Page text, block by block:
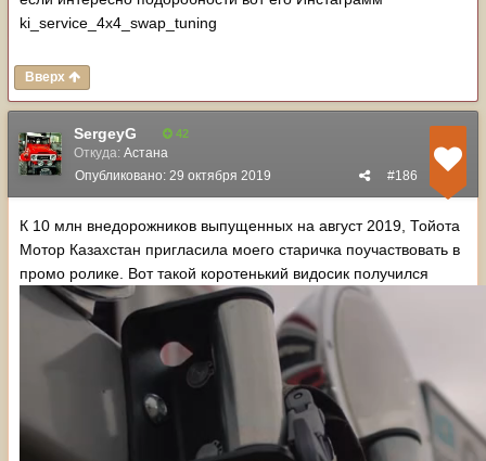
ki_service_4x4_swap_tuning
Вверх
SergeyG 42
Откуда: Астана
#186
Опубликовано: 29 октября 2019
К 10 млн внедорожников выпущенных на август 2019, Тойота
Мотор Казахстан пригласила моего старичка поучаствовать в
промо ролике. Вот такой коротенький видосик получился